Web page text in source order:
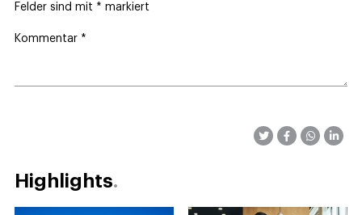
Felder sind mit * markiert
Kommentar *
Highlights